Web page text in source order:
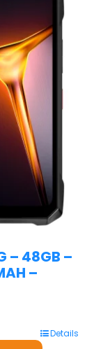
– 48GB –
–
Details